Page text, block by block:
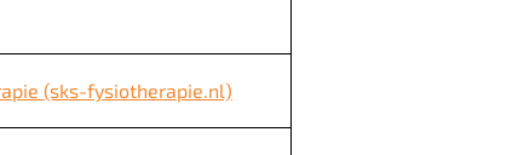
(sks-fysiotherapie.nl)